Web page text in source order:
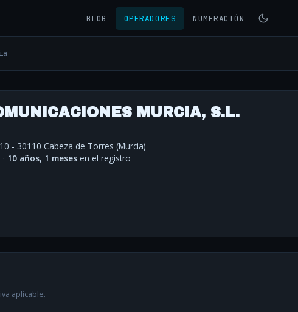
BLOG OPERADORES NUMERACIÓN
MURCIA, S.L.
- 30110 Cabeza de Torres (Murcia)
10 años, 1 meses en el registro
aplicable.